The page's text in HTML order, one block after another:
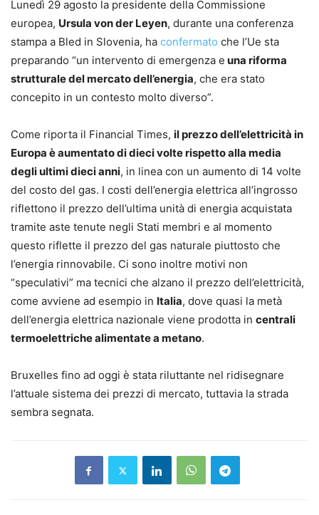
Lunedì 29 agosto la presidente della Commissione
europea, Ursula von der Leyen, durante una conferenza
stampa a Bled in Slovenia, ha confermato che l’Ue sta
preparando “un intervento di emergenza e una riforma
strutturale del mercato dell’energia, che era stato
concepito in un contesto molto diverso”.
Come riporta il Financial Times, il prezzo dell’elettricità in
Europa è aumentato di dieci volte rispetto alla media
degli ultimi dieci anni, in linea con un aumento di 14 volte
del costo del gas. I costi dell’energia elettrica all’ingrosso
riflettono il prezzo dell’ultima unità di energia acquistata
tramite aste tenute negli Stati membri e al momento
questo riflette il prezzo del gas naturale piuttosto che
l’energia rinnovabile. Ci sono inoltre motivi non
“speculativi” ma tecnici che alzano il prezzo dell’elettricità,
come avviene ad esempio in Italia, dove quasi la metà
dell’energia elettrica nazionale viene prodotta in centrali
termoelettriche alimentate a metano.
Bruxelles fino ad oggi è stata riluttante nel ridisegnare
l’attuale sistema dei prezzi di mercato, tuttavia la strada
sembra segnata.